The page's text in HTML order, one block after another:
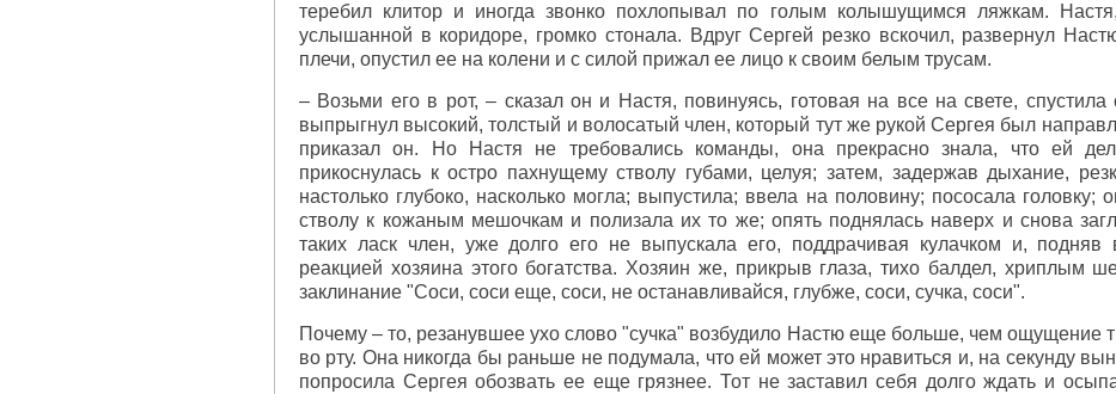
теребил клитор и иногда звонко похлопывал по голым колышущимся ляжкам.
услышанной в коридоре, громко стонала. Вдруг Сергей резко вскочил, развернул
плечи, опустил ее на колени и с силой прижал ее лицо к своим белым трусам.
– Возьми его в рот, – сказал он и Настя, повинуясь, готовая на все на свете,
выпрыгнул высокий, толстый и волосатый член, который тут же рукой Сергея был
приказал он. Но Настя не требовались команды, она прекрасно знала, что ей
прикоснулась к остро пахнущему стволу губами, целуя; затем, задержав дыхание,
настолько глубоко, насколько могла; выпустила; ввела на половину; пососала головку;
стволу к кожаным мешочкам и полизала их то же; опять поднялась наверх и снова
таких ласк член, уже долго его не выпускала его, поддрачивая кулачком и, подняв
реакцией хозяина этого богатства. Хозяин же, прикрыв глаза, тихо балдел, хриплым
заклинание "Соси, соси еще, соси, не останавливайся, глубже, соси, сучка, соси".
Почему – то, резанувшее ухо слово "сучка" возбудило Настю еще больше, чем ощущение
во рту. Она никогда бы раньше не подумала, что ей может это нравиться и, на секунду
попросила Сергея обозвать ее еще грязнее. Тот не заставил себя долго ждать и